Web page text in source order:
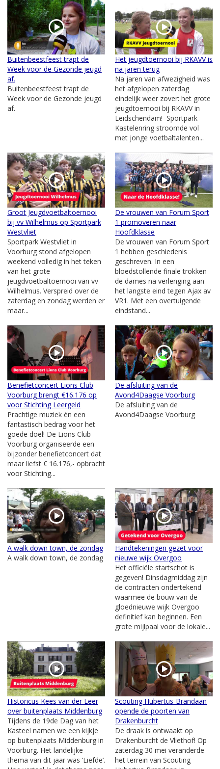
Buitenbeestfeest trapt de
Week voor de Gezonde jeugd
af.
Buitenbeestfeest trapt de
Week voor de Gezonde jeugd
af.
Het jeugdtoernooi bij RKAVV is
na jaren terug
Na jaren van afwezigheid was
het afgelopen zaterdag
eindelijk weer zover: het grote
jeugdtoernooi bij RKAVV in
Leidschendam! Sportpark
Kastelenring stroomde vol
met jonge voetbaltalenten...
Groot Jeugdvoetbaltoernooi
bij vv Wilhelmus op Sportpark
Westvliet
Sportpark Westvliet in
Voorburg stond afgelopen
weekend volledig in het teken
van het grote
jeugdvoetbaltoernooi van vv
Wilhelmus. Verspreid over de
zaterdag en zondag werden er
maar...
De vrouwen van Forum Sport
1 promoveren naar
Hoofdklasse
De vrouwen van Forum Sport
1 hebben geschiedenis
geschreven. In een
bloedstollende finale trokken
de dames na verlenging aan
het langste eind tegen Ajax av
VR1. Met een overtuigende
eindstand...
Benefietconcert Lions Club
Voorburg brengt €16.176 op
voor Stichting Leergeld
Prachtige muziek én een
fantastisch bedrag voor het
goede doel! De Lions Club
Voorburg organiseerde een
bijzonder benefietconcert dat
maar liefst € 16.176,- opbracht
voor Stichting...
De afsluiting van de
Avond4Daagse Voorburg
De afsluiting van de
Avond4Daagse Voorburg
A walk down town, de zondag
A walk down town, de zondag
Handtekeningen gezet voor
nieuwe wijk Overgoo
Het officiële startschot is
gegeven! Dinsdagmiddag zijn
de contracten ondertekend
waarmee de bouw van de
gloednieuwe wijk Overgoo
definitief kan beginnen. Een
grote mijlpaal voor de lokale...
Historicus Kees van der Leer
over buitenplaats Middenburg
Tijdens de 19de Dag van het
Kasteel namen we een kijkje
op buitenplaats Middenburg in
Voorburg. Het landelijke
thema van dit jaar was ‘Liefde’.
Scouting Hubertus-Brandaan
opende de poorten van
Drakenburcht
De draak is ontwaakt op
Drakenburcht de Vliethof! Op
zaterdag 30 mei veranderde
het terrein van Scouting